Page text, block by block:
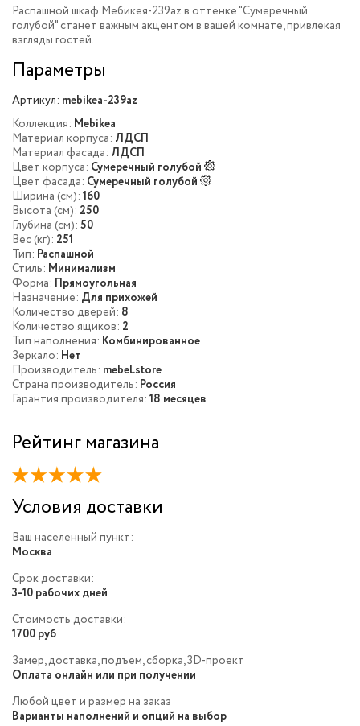
Распашной шкаф Мебикея-239az в оттенке "Сумеречный
голубой" станет важным акцентом в вашей комнате, привлекая
взгляды гостей.
Параметры
Артикул: mebikea-239az
Коллекция: Mebikea
Материал корпуса: ЛДСП
Материал фасада: ЛДСП
Цвет корпуса: Сумеречный голубой
Цвет фасада: Сумеречный голубой
Ширина (см): 160
Высота (см): 250
Глубина (см): 50
Вес (кг): 251
Тип: Распашной
Стиль: Минимализм
Форма: Прямоугольная
Назначение: Для прихожей
Количество дверей: 8
Количество ящиков: 2
Тип наполнения: Комбинированное
Зеркало: Нет
Производитель: mebel.store
Страна производитель: Россия
Гарантия производителя: 18 месяцев
Рейтинг магазина
Условия доставки
Ваш населенный пункт:
Москва
Срок доставки:
3-10 рабочих дней
Стоимость доставки:
1700 руб
Замер, доставка, подъем, сборка, 3D-проект
Оплата онлайн или при получении
Любой цвет и размер на заказ
Варианты наполнений и опций на выбор